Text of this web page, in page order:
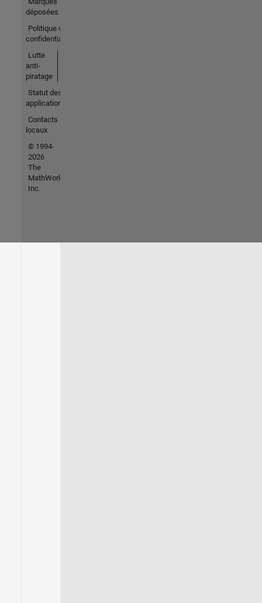
déposées
Politique de
confidentialité
Lutte
anti-
piratage
Statut des
applications
Contacts
locaux
© 1994-
2026
The
MathWorks,
Inc.